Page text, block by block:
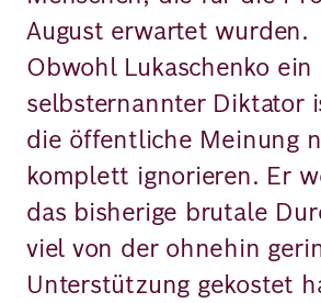
August erwartet wurden.
Obwohl Lukaschenko ein
selbsternannter Diktator
die öffentliche Meinung
komplett ignorieren. Er
das bisherige brutale
viel von der ohnehin
Unterstützung gekostet